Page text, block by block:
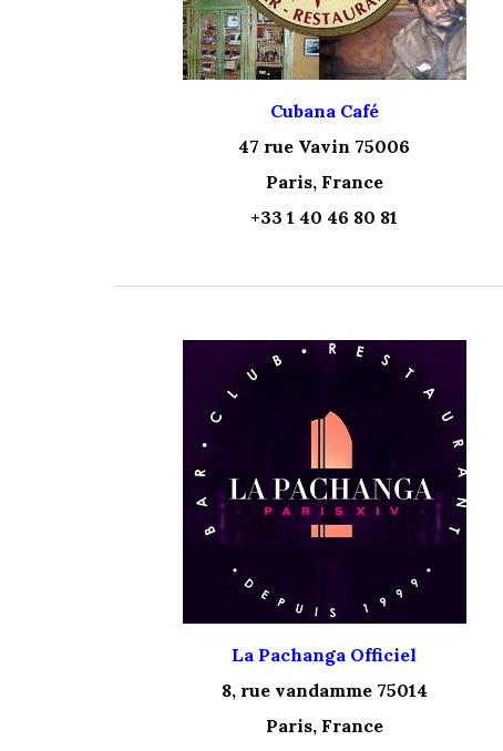
Cubana Café
47 rue Vavin 75006
Paris, France
+33 1 40 46 80 81
La Pachanga Officiel
8, rue vandamme 75014
Paris, France